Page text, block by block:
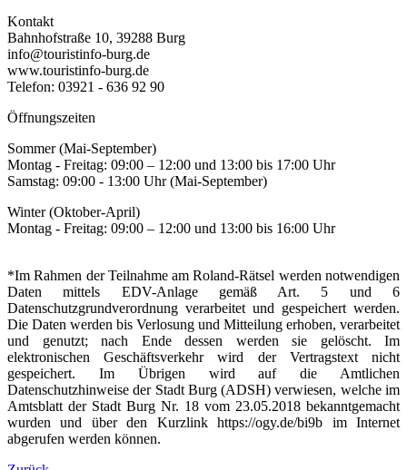
Kontakt
Bahnhofstraße 10, 39288 Burg
info@touristinfo-burg.de
www.touristinfo-burg.de
Telefon: 03921 - 636 92 90
Öffnungszeiten
Sommer (Mai-September)
Montag - Freitag: 09:00 – 12:00 und 13:00 bis 17:00 Uhr
Samstag: 09:00 - 13:00 Uhr (Mai-September)
Winter (Oktober-April)
Montag - Freitag: 09:00 – 12:00 und 13:00 bis 16:00 Uhr
*Im Rahmen der Teilnahme am Roland-Rätsel werden notwendigen
Daten mittels EDV-Anlage gemäß Art. 5 und 6
Datenschutzgrundverordnung verarbeitet und gespeichert werden.
Die Daten werden bis Verlosung und Mitteilung erhoben, verarbeitet
und genutzt; nach Ende dessen werden sie gelöscht. Im
elektronischen Geschäftsverkehr wird der Vertragstext nicht
gespeichert. Im Übrigen wird auf die Amtlichen
Datenschutzhinweise der Stadt Burg (ADSH) verwiesen, welche im
Amtsblatt der Stadt Burg Nr. 18 vom 23.05.2018 bekanntgemacht
wurden und über den Kurzlink https://ogy.de/bi9b im Internet
abgerufen werden können.